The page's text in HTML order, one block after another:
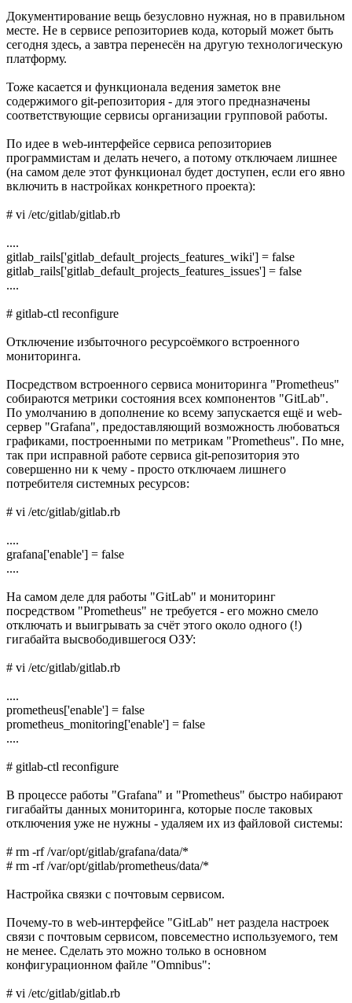
Документирование вещь безусловно нужная, но в правильном
месте. Не в сервисе репозиториев кода, который может быть
сегодня здесь, а завтра перенесён на другую технологическую
платформу.
Тоже касается и функционала ведения заметок вне
содержимого git-репозитория - для этого предназначены
соответствующие сервисы организации групповой работы.
По идее в web-интерфейсе сервиса репозиториев
программистам и делать нечего, а потому отключаем лишнее
(на самом деле этот функционал будет доступен, если его явно
включить в настройках конкретного проекта):
# vi /etc/gitlab/gitlab.rb
....
gitlab_rails['gitlab_default_projects_features_wiki'] = false
gitlab_rails['gitlab_default_projects_features_issues'] = false
....
# gitlab-ctl reconfigure
Отключение избыточного ресурсоёмкого встроенного
мониторинга.
Посредством встроенного сервиса мониторинга "Prometheus"
собираются метрики состояния всех компонентов "GitLab".
По умолчанию в дополнение ко всему запускается ещё и web-
сервер "Grafana", предоставляющий возможность любоваться
графиками, построенными по метрикам "Prometheus". По мне,
так при исправной работе сервиса git-репозитория это
совершенно ни к чему - просто отключаем лишнего
потребителя системных ресурсов:
# vi /etc/gitlab/gitlab.rb
....
grafana['enable'] = false
....
На самом деле для работы "GitLab" и мониторинг
посредством "Prometheus" не требуется - его можно смело
отключать и выигрывать за счёт этого около одного (!)
гигабайта высвободившегося ОЗУ:
# vi /etc/gitlab/gitlab.rb
....
prometheus['enable'] = false
prometheus_monitoring['enable'] = false
....
# gitlab-ctl reconfigure
В процессе работы "Grafana" и "Prometheus" быстро набирают
гигабайты данных мониторинга, которые после таковых
отключения уже не нужны - удаляем их из файловой системы:
# rm -rf /var/opt/gitlab/grafana/data/*
# rm -rf /var/opt/gitlab/prometheus/data/*
Настройка связки с почтовым сервисом.
Почему-то в web-интерфейсе "GitLab" нет раздела настроек
связи с почтовым сервисом, повсеместно используемого, тем
не менее. Сделать это можно только в основном
конфигурационном файле "Omnibus":
# vi /etc/gitlab/gitlab.rb